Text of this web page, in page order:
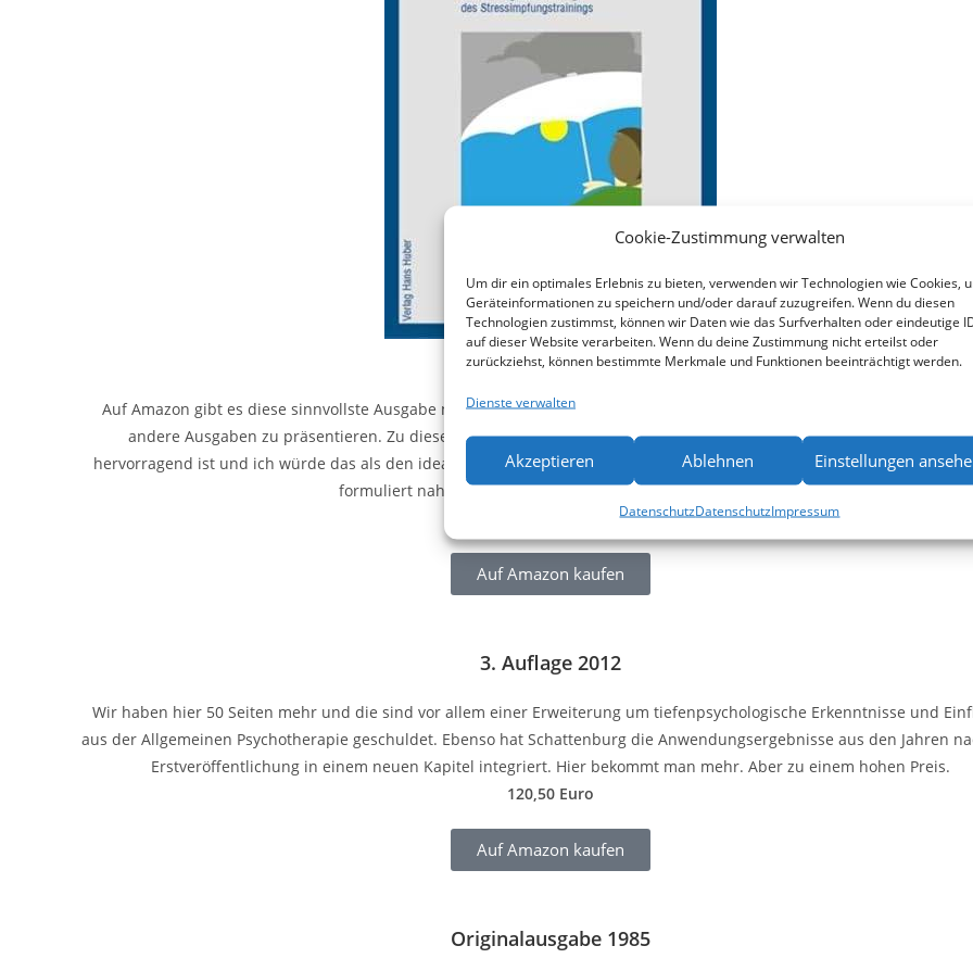
Cookie-Zustimmung verwalten
Um dir ein optimales Erlebnis zu bieten, verwenden wir Technologien wie Cookies,
Geräteinformationen zu speichern und/oder darauf zuzugreifen. Wenn du diesen
Technologien zustimmst, können wir Daten wie das Surfverhalten oder eindeutige
auf dieser Website verarbeiten. Wenn du deine Zustimmung nicht erteilst oder
zurückziehst, können bestimmte Merkmale und Funktionen beeinträchtigt werden.
Dienste verwalten
Akzeptieren Ablehnen Einstellungen
DatenschutzDatenschutzImpressum
2. Auflage 2003
Auf Amazon gibt es diese sinnvollste Ausgabe nur noch ein einziges Mal. Deswegen erscheint es nur sinnvoll
andere Ausgaben zu präsentieren. Zu dieser Auflage darf ich sagen, dass die Übersetzung von Lothar Schattenburg
hervorragend ist und ich würde das als den idealen Kompromiss bezeichnen. Schattenburg ist selber Diplompsychologe
formuliert nah an Meichenbaums eigenen Erkenntnissen.
Auf Amazon kaufen
3. Auflage 2012
Wir haben hier 50 Seiten mehr und die sind vor allem einer Erweiterung um tiefenpsychologische Erkenntnisse und
aus der Allgemeinen Psychotherapie geschuldet. Ebenso hat Schattenburg die Anwendungsergebnisse aus den Jahren
Erstveröffentlichung in einem neuen Kapitel integriert. Hier bekommt man mehr. Aber zu einem hohen Preis.
120,50 Euro
Auf Amazon kaufen
Originalausgabe 1985